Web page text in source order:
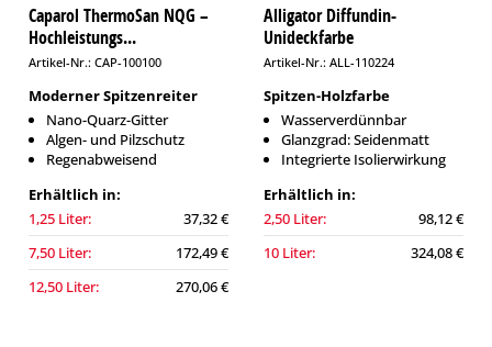
Caparol ThermoSan NQG –
Hochleistungs...
Artikel-Nr.: CAP-100100
Moderner Spitzenreiter
Nano-Quarz-Gitter
Algen- und Pilzschutz
Regenabweisend
Erhältlich in:
1,25 Liter:
37,32 €
7,50 Liter:
172,49 €
12,50 Liter:
270,06 €
Alligator Diffundin-
Unideckfarbe
Artikel-Nr.: ALL-110224
Spitzen-Holzfarbe
Wasserverdünnbar
Glanzgrad: Seidenmatt
Integrierte Isolierwirkung
Erhältlich in:
2,50 Liter:
98,12 €
10 Liter:
324,08 €